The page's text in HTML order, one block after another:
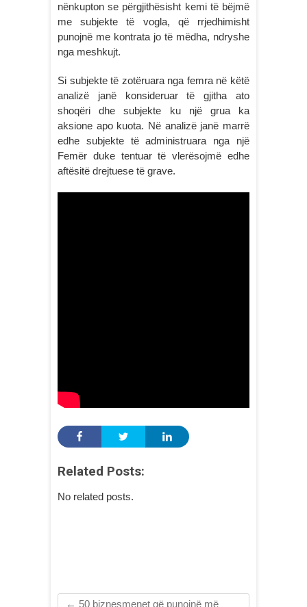
nënkupton se përgjithësisht kemi të bëjmë
me subjekte të vogla, që rrjedhimisht
punojnë me kontrata jo të mëdha, ndryshe
nga meshkujt.
Si subjekte të zotëruara nga femra në këtë
analizë janë konsideruar të gjitha ato
shoqëri dhe subjekte ku një grua ka
aksione apo kuota. Në analizë janë marrë
edhe subjekte të administruara nga një
Femër duke tentuar të vlerësojmë edhe
aftësitë drejtuese të grave.
Related Posts:
No related posts.
← 50 biznesmenet që punojnë më